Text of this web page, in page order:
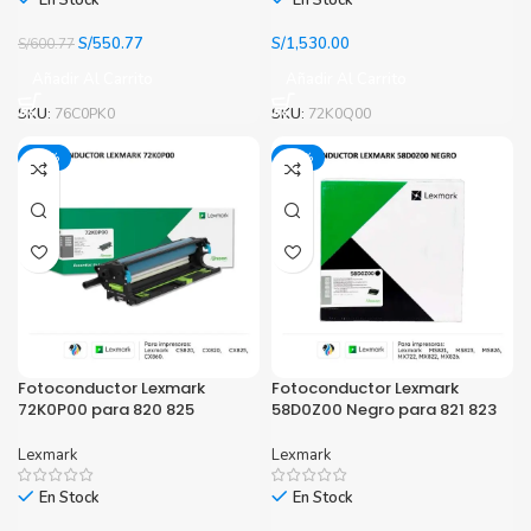
S/600.77El
era:
S/550.77
SKU: 76C0PK0
S/1,530.00
SKU: 72K0Q00
-15%
Fotoconductor Lexmark
72K0P00 para 820 825
Lexmark
En Stock
-12%
Fotoconductor Lexmark
58D0Z00 Negro para 821 823
Lexmark
En Stock